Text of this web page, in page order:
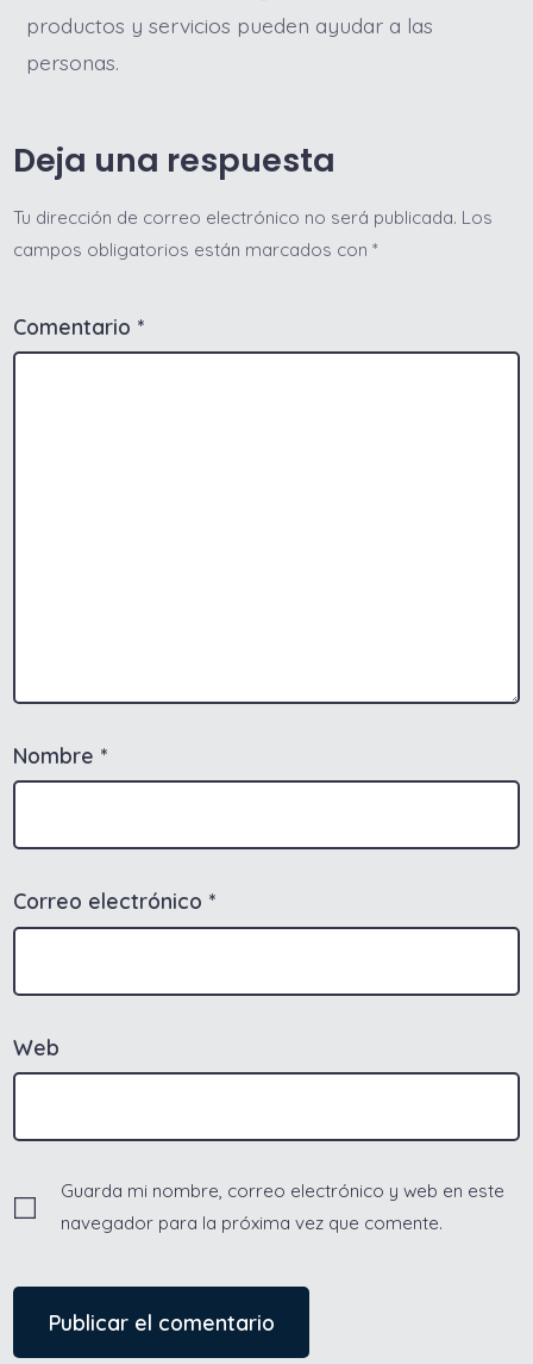
productos y servicios pueden ayudar a las
personas.
Deja una respuesta
Tu dirección de correo electrónico no será publicada. Los
campos obligatorios están marcados con*
Comentario *
Nombre *
Correo electrónico *
Web
Guarda mi nombre, correo electrónico y web en este
navegador para la próxima vez que comente.